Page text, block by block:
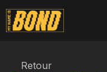
Retour